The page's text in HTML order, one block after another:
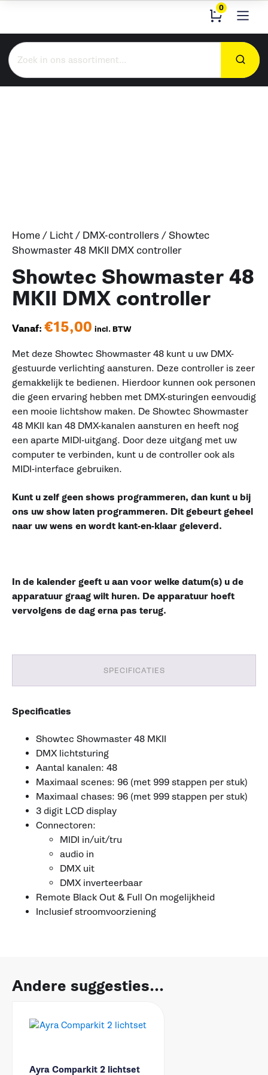
0
Zoeken
naar:
Home/ Licht/ DMX-controllers / Showtec
Showmaster 48 MKII DMX controller
Showtec Showmaster 48
MKII DMX controller
Vanaf: €15,00 incl. BTW
Met deze Showtec Showmaster 48 kunt u uw DMX-
gestuurde verlichting aansturen. Deze controller is zeer
gemakkelijk te bedienen. Hierdoor kunnen ook personen
die geen ervaring hebben met DMX-sturingen eenvoudig
een mooie lichtshow maken. De Showtec Showmaster
48 MKII kan 48 DMX-kanalen aansturen en heeft nog
een aparte MIDI-uitgang. Door deze uitgang met uw
computer te verbinden, kunt u de controller ook als
MIDI-interface gebruiken.
Kunt u zelf geen shows programmeren, dan kunt u bij
ons uw show laten programmeren. Dit gebeurt geheel
naar uw wens en wordt kant-en-klaar geleverd.
In de kalender geeft u aan voor welke datum(s) u de
apparatuur graag wilt huren. De apparatuur hoeft
vervolgens de dag erna pas terug.
SPECIFICATIES
Specificaties
Showtec Showmaster 48 MKII
DMX lichtsturing
Aantal kanalen: 48
Maximaal scenes: 96 (met 999 stappen per stuk)
Maximaal chases: 96 (met 999 stappen per stuk)
3 digit LCD display
Connectoren:
MIDI in/uit/tru
audio in
DMX uit
DMX inverteerbaar
Remote Black Out & Full On mogelijkheid
Inclusief stroomvoorziening
Andere suggesties...
Ayra Comparkit 2 lichtset